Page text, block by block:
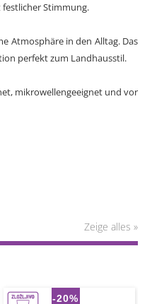
festlicher Stimmung.
Atmosphäre in den Alltag. Das
perfekt zum Landhausstil.
mikrowellengeeignet und vor
Zeige alles »
-20%